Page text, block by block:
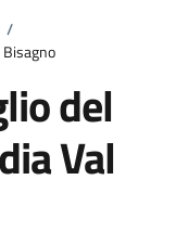
/
Bisagno
del
Val